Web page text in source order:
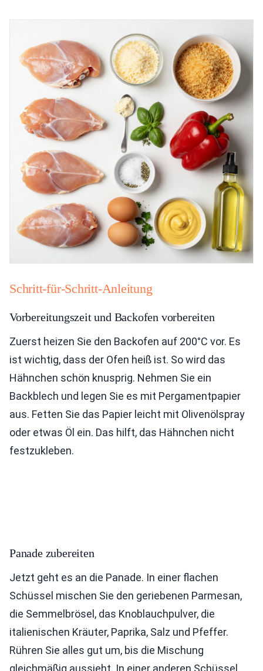
Schritt-für-Schritt-Anleitung
Vorbereitungszeit und Backofen vorbereiten
Zuerst heizen Sie den Backofen auf 200°C vor. Es
ist wichtig, dass der Ofen heiß ist. So wird das
Hähnchen schön knusprig. Nehmen Sie ein
Backblech und legen Sie es mit Pergamentpapier
aus. Fetten Sie das Papier leicht mit Olivenölspray
oder etwas Öl ein. Das hilft, das Hähnchen nicht
festzukleben.
Panade zubereiten
Jetzt geht es an die Panade. In einer flachen
Schüssel mischen Sie den geriebenen Parmesan,
die Semmelbrösel, das Knoblauchpulver, die
italienischen Kräuter, Paprika, Salz und Pfeffer.
Rühren Sie alles gut um, bis die Mischung
gleichmäßig aussieht. In einer anderen Schüssel